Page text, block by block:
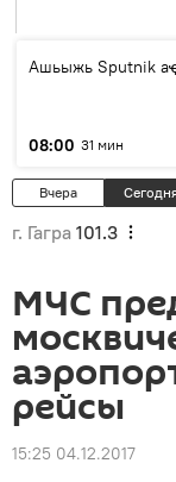
Ашьыжь Sputnik
08:00 31 мин
Вчера
г. Гагра 101.3
МЧС
рейсы
15:25 04.12.2017